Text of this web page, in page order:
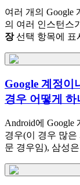
여러 개의 Google
의 여러 인스턴스
장선택 항목에 표
Google 계정이
경우 어떻게 하
Android에
경우(이 경우 많
문 경우임), 삼성